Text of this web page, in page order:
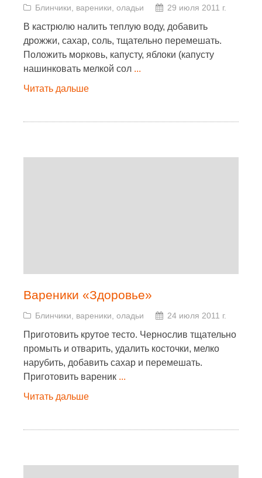
Блинчики, вареники, оладьи 29 июля 2011 г.
В кастрюлю налить теплую воду, добавить
дрожжи, сахар, соль, тщательно перемешать.
Положить морковь, капусту, яблоки (капусту
нашинковать мелкой сол ...
Читать дальше
Вареники «Здоровье»
Блинчики, вареники, оладьи 24 июля 2011 г.
Приготовить крутое тесто. Чернослив тщательно
промыть и отварить, удалить косточки, мелко
нарубить, добавить сахар и перемешать.
Приготовить вареник ...
Читать дальше